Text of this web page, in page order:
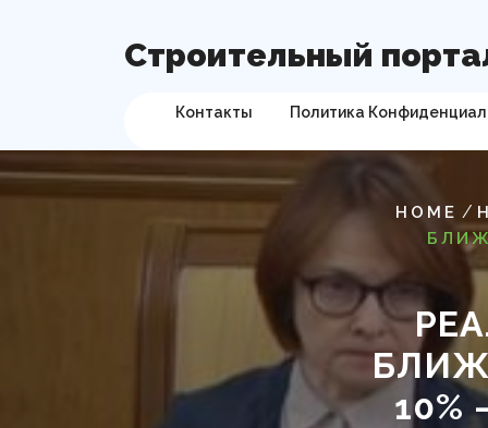
Строительный
Контакты Политика
HOME /